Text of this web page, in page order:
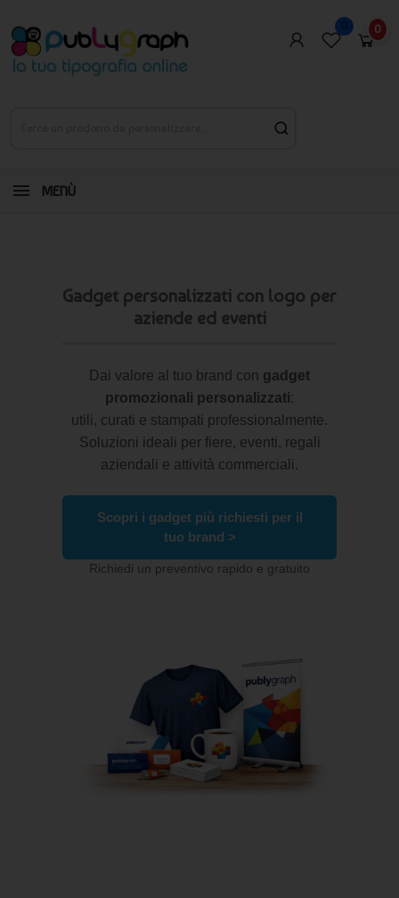
0 0
MENÙ
Gadget personalizzati con logo per
aziende ed eventi
Dai valore al tuo brand con gadget
promozionali personalizzati:
utili, curati e stampati professionalmente.
Soluzioni ideali per fiere, eventi, regali
aziendali e attività commerciali.
Scopri i gadget più richiesti per il
tuo brand >
Richiedi un preventivo rapido e gratuito